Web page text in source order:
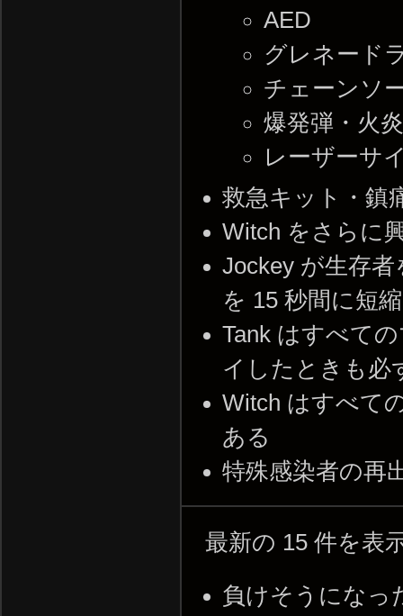
AED
グレネード
チェーンソ
爆発弾・火
レーザーサ
救急キット・鎮
Witch をさらに
Jockey が生存
を 15 秒間に短
Tank はすべて
イしたときも必
Witch はすべて
ある
特殊感染者の再
最新の 15 件を表
負けそうになっ